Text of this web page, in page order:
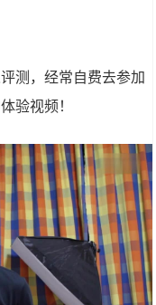
测，经常自费去参加
验视频！